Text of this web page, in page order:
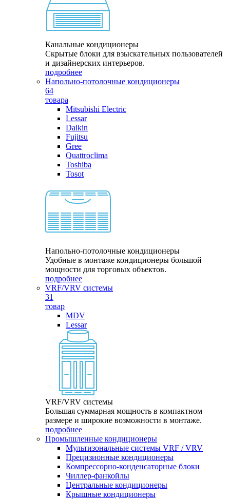
Канальные кондиционеры
Скрытые блоки для взыскательных пользователей
и дизайнерских интерьеров.
подробнее
Напольно-потолочные кондиционеры
64
товара
Mitsubishi Electric
Lessar
Daikin
Fujitsu
Gree
Quattroclima
Toshiba
Tosot
Напольно-потолочные кондиционеры
Удобные в монтаже кондиционеры большой
мощности для торговых объектов.
подробнее
VRF/VRV системы
31
товар
MDV
Lessar
VRF/VRV системы
Большая суммарная мощность в компактном
размере и широкие возможности в монтаже.
подробнее
Промышленные кондиционеры
Мультизональные системы VRF / VRV
Прецизионные кондиционеры
Компрессорно-конденсаторные блоки
Чиллер-фанкойлы
Центральные кондиционеры
Крышные кондиционеры